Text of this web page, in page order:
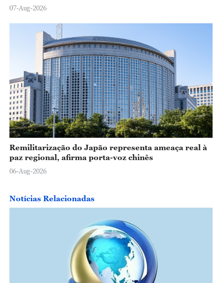
07-Aug-2026
Remilitarização do Japão representa ameaça real à
paz regional, afirma porta-voz chinês
06-Aug-2026
Notícias Relacionadas